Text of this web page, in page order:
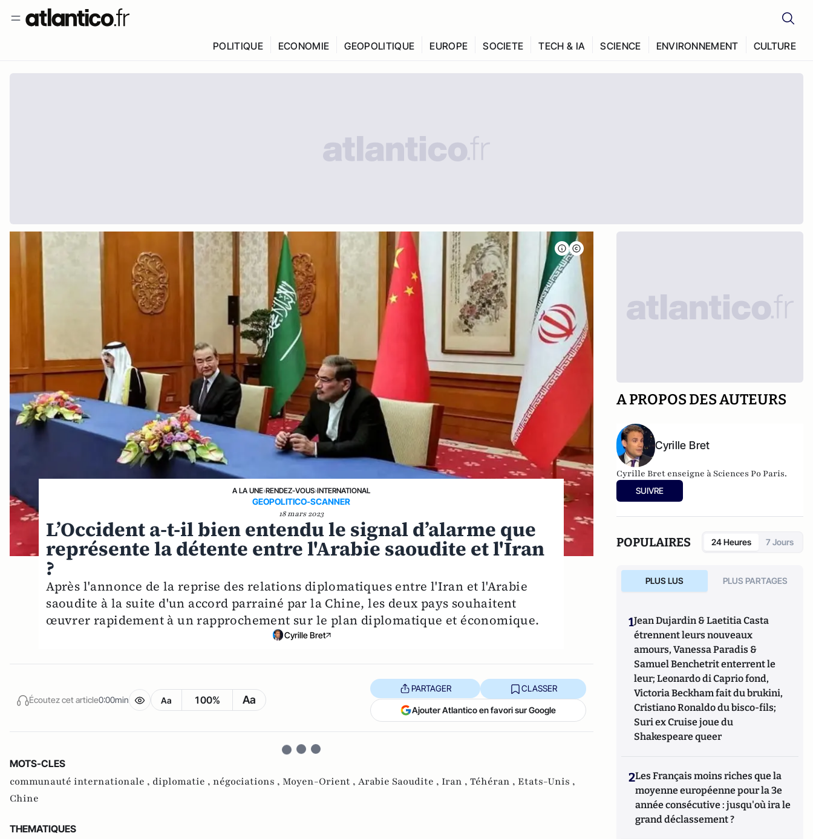
POLITIQUE ECONOMIE GEOPOLITIQUE EUROPE SOCIETE TECH & IA SCIENCE ENVIRONNEMENT CULTURE
A LA UNE›RENDEZ-VOUS›INTERNATIONAL
GEOPOLITICO-SCANNER
18 mars 2023
L’Occident a-t-il bien entendu le signal d’alarme que
représente la détente entre l'Arabie saoudite et l'Iran
?
Après l'annonce de la reprise des relations diplomatiques entre l'Iran et l'Arabie
saoudite à la suite d'un accord parrainé par la Chine, les deux pays souhaitent
œuvrer rapidement à un rapprochement sur le plan diplomatique et économique.
Cyrille Bret
Écoutez cet article0:00min Aa 100% Aa
PARTAGER CLASSER
Ajouter Atlantico en favori sur Google
MOTS-CLES
communauté internationale , diplomatie , négociations , Moyen-Orient , Arabie Saoudite , Iran , Téhéran , Etats-Unis ,
Chine
THEMATIQUES
A PROPOS DES AUTEURS
Cyrille Bret
Cyrille Bret enseigne à Sciences Po Paris.
SUIVRE
POPULAIRES 24 Heures 7 Jours
PLUS LUS PLUS PARTAGES
1Jean Dujardin & Laetitia Casta
étrennent leurs nouveaux
amours, Vanessa Paradis &
Samuel Benchetrit enterrent le
leur; Leonardo di Caprio fond,
Victoria Beckham fait du brukini,
Cristiano Ronaldo du bisco-fils;
Suri ex Cruise joue du
Shakespeare queer
2Les Français moins riches que la
moyenne européenne pour la 3e
année consécutive : jusqu'où ira le
grand déclassement ?